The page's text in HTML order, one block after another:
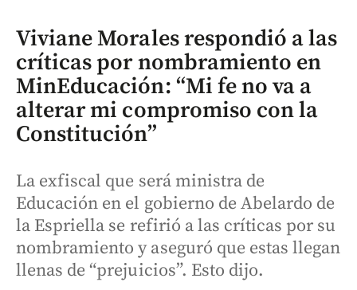
Viviane Morales respondió a las
críticas por nombramiento en
MinEducación: “Mi fe no va a
alterar mi compromiso con la
Constitución”
La exfiscal que será ministra de
Educación en el gobierno de Abelardo de
la Espriella se refirió a las críticas por su
nombramiento y aseguró que estas llegan
llenas de “prejuicios”. Esto dijo.